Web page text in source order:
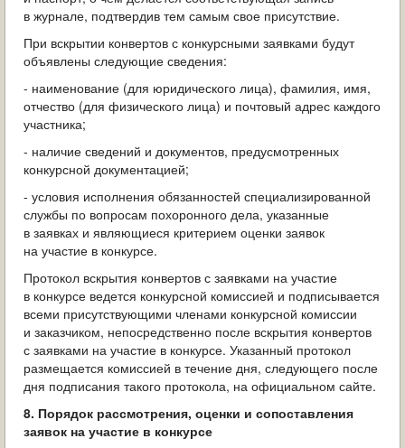
в журнале, подтвердив тем самым свое присутствие.
При вскрытии конвертов с конкурсными заявками будут
объявлены следующие сведения:
- наименование (для юридического лица), фамилия, имя,
отчество (для физического лица) и почтовый адрес каждого
участника;
- наличие сведений и документов, предусмотренных
конкурсной документацией;
- условия исполнения обязанностей специализированной
службы по вопросам похоронного дела, указанные
в заявках и являющиеся критерием оценки заявок
на участие в конкурсе.
Протокол вскрытия конвертов с заявками на участие
в конкурсе ведется конкурсной комиссией и подписывается
всеми присутствующими членами конкурсной комиссии
и заказчиком, непосредственно после вскрытия конвертов
с заявками на участие в конкурсе. Указанный протокол
размещается комиссией в течение дня, следующего после
дня подписания такого протокола, на официальном сайте.
8. Порядок рассмотрения, оценки и сопоставления
заявок на участие в конкурсе